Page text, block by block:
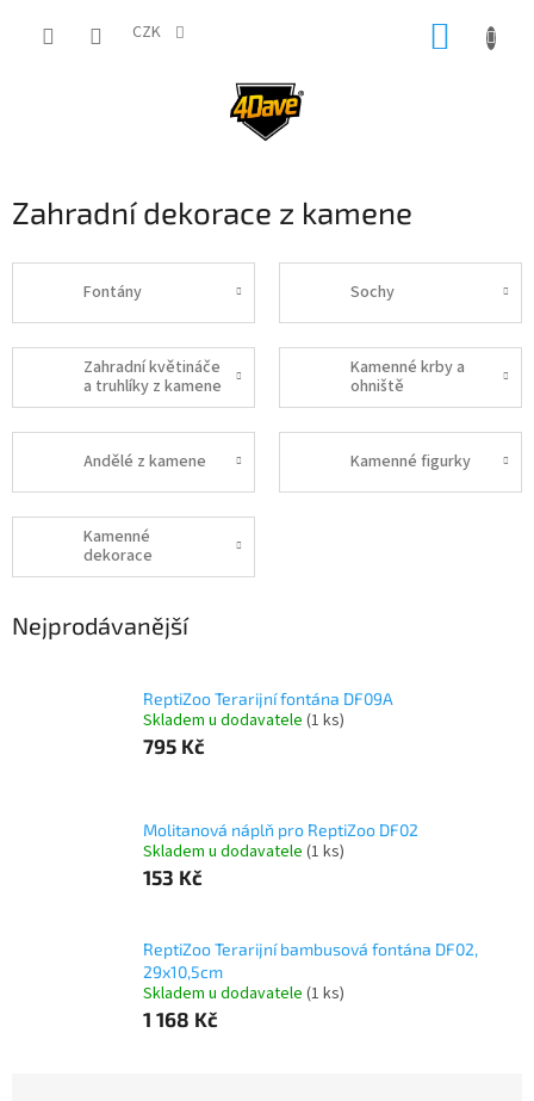
CZK
Zahradní dekorace z kamene
Fontány Sochy
Zahradní květináče
a truhlíky z kamene
Kamenné krby a
ohniště
Andělé z kamene Kamenné figurky
Kamenné
dekorace
Nejprodávanější
ReptiZoo Terarijní fontána DF09A
Skladem u dodavatele (1 ks)
795 Kč
Molitanová náplň pro ReptiZoo DF02
Skladem u dodavatele (1 ks)
153 Kč
ReptiZoo Terarijní bambusová fontána DF02,
29x10,5cm
Skladem u dodavatele (1 ks)
1 168 Kč